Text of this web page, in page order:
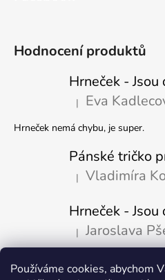
Používáme cookies, abychom
Hodnocení produktů
Hodnocení produktu
| Eva
Hrneček nemá chybu, je super.
Pánské tričko
Hodnocení produktu
| Vladimíra
Hodnocení produktu
| Jaroslava